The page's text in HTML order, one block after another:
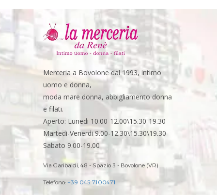
Merceria a Bovolone dal 1993, intimo
uomo e donna,
moda mare donna, abbigliamento donna
e filati.
Aperto: Lunedi 10.00-12.00\15.30-19.30
Martedi-Venerdi 9.00-12.30\15.30\19.30
Sabato 9.00-19.00
Via Garibaldi, 48 - Spazio 3 - Bovolone (VR)
Telefono: +39 045 7100471